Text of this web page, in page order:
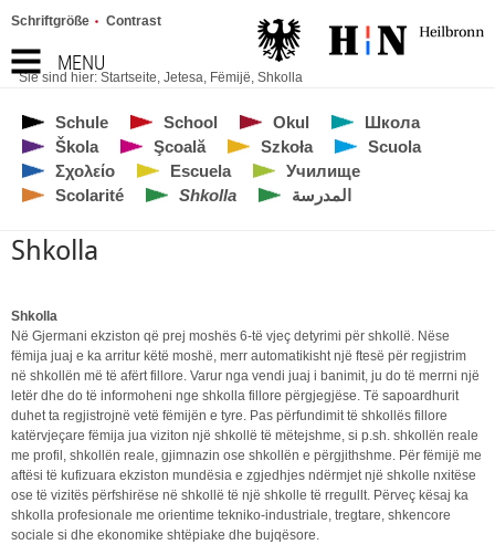
MENU
Schriftgröße Contrast
Sie sind hier: Startseite, Jetesa, Fëmijë, Shkolla
Schule School Okul
Школа
Škola
Şcoală Szkoła
Scuola
Σχολείο
Escuela
Училище
Scolarité
Shkolla المدرسة
Shkolla
Shkolla
Në Gjermani ekziston që prej moshës 6-të vjeç detyrimi për shkollë. Nëse
fëmija juaj e ka arritur këtë moshë, merr automatikisht një ftesë për regjistrim
në shkollën më të afërt fillore. Varur nga vendi juaj i banimit, ju do të merrni një
letër dhe do të informoheni nge shkolla fillore përgjegjëse. Të sapoardhurit
duhet ta regjistrojnë vetë fëmijën e tyre. Pas përfundimit të shkollës fillore
katërvjeçare fëmija jua viziton një shkollë të mëtejshme, si p.sh. shkollën reale
me profil, shkollën reale, gjimnazin ose shkollën e përgjithshme. Për fëmijë me
aftësi të kufizuara ekziston mundësia e zgjedhjes ndërmjet një shkolle nxitëse
ose të vizitës përfshirëse në shkollë të një shkolle të rregullt. Përveç kësaj ka
shkolla profesionale me orientime tekniko-industriale, tregtare, shkencore
sociale si dhe ekonomike shtëpiake dhe bujqësore.